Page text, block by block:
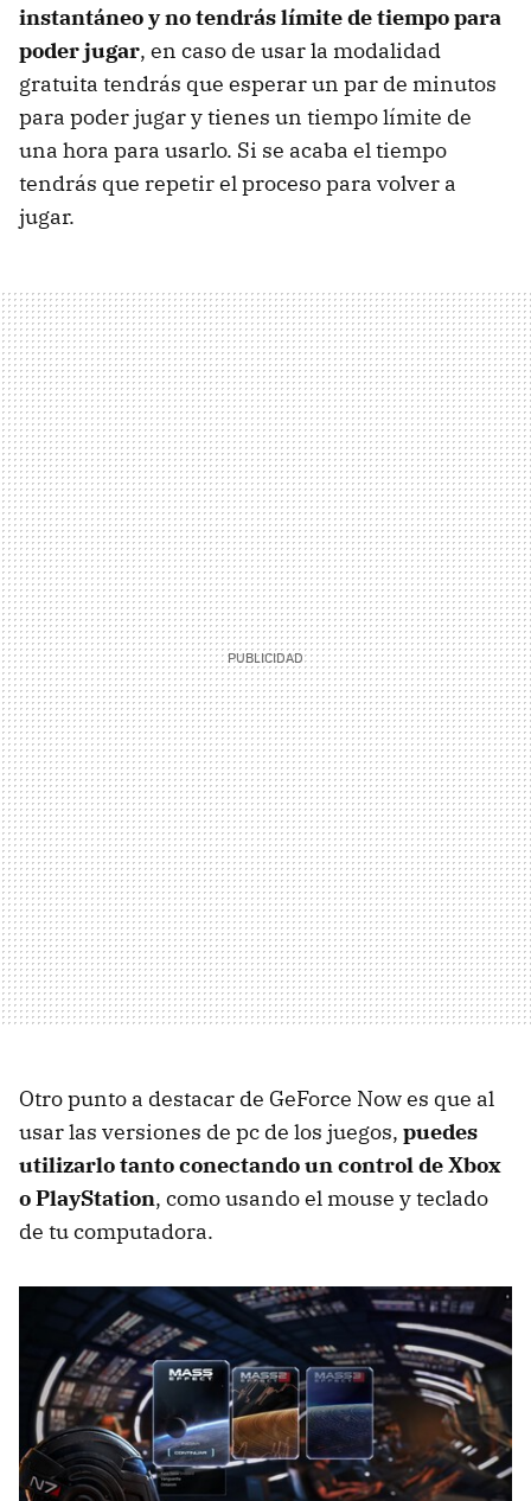
instantáneo y no tendrás límite de tiempo para
poder jugar, en caso de usar la modalidad
gratuita tendrás que esperar un par de minutos
para poder jugar y tienes un tiempo límite de
una hora para usarlo. Si se acaba el tiempo
tendrás que repetir el proceso para volver a
jugar.
Otro punto a destacar de GeForce Now es que al
usar las versiones de pc de los juegos, puedes
utilizarlo tanto conectando un control de Xbox
o PlayStation, como usando el mouse y teclado
de tu computadora.